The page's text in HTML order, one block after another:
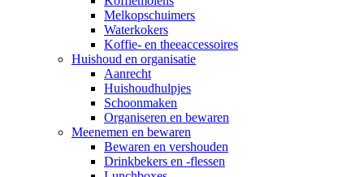
Melkopschuimers
Waterkokers
Koffie- en theeaccessoires
Huishoud en organisatie
Aanrecht
Huishoudhulpjes
Schoonmaken
Organiseren en bewaren
Meenemen en bewaren
Bewaren en vershouden
Drinkbekers en -flessen